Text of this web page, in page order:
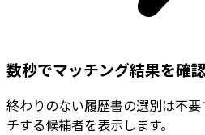
数秒でマッチング結果を確認
終わりのない履歴書の選別は不
チする候補者を表示します。